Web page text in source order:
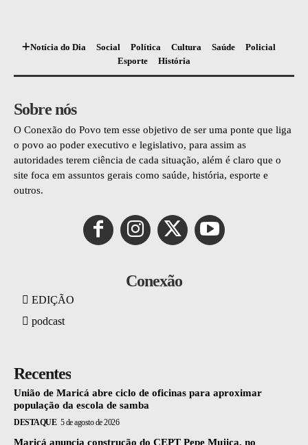
Notícia do Dia Social Política Cultura Saúde
Policial
Esporte
História
Sobre nós
O Conexão do Povo tem esse objetivo de ser uma ponte que liga
o povo ao poder executivo e legislativo, para assim as
autoridades terem ciência de cada situação, além é claro que o
site foca em assuntos gerais como saúde, história, esporte e
outros.
Conexão
EDIÇÃO
podcast
Recentes
União de Maricá abre ciclo de oficinas para aproximar
população da escola de samba
DESTAQUE 5 de agosto de 2026
Maricá anuncia construção do CEPT Pepe Mujica, no